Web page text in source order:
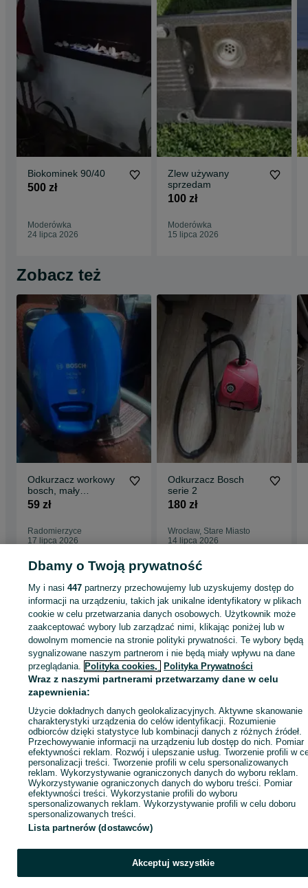
Biokominek 90/40
500 zł
Moderówka
24 lipca 2026
Zlew używany
sprzedam
100 zł
Moderówka
15 lipca 2026
Zobacz też
Odkurzacz workowy
bosch, mały
59 zł
Radomierzyce
17 lipca 2026
Odkurzacz Bosch
serie 2
180 zł
Wrocław, Stare Miasto
14 lipca 2026
Strona główna Elektronika Sprzęt AGD AGD drobne
Odkurzacze
Odkurzacze - Podkarpackie
Odkurzacze - Moderówka
KATEGORIA
ID:1030639111
Zaloguj się lub załóż konto na OLX, aby skontaktować się z
sprzedającym
Zaloguj się / Załóż konto
Dbamy o Twoją prywatność
My i nasi447 partnerzy przechowujemy lub uzyskujemy dostęp do
informacji na urządzeniu, takich jak unikalne identyfikatory w plikach
cookie w celu przetwarzania danych osobowych. Użytkownik może
zaakceptować wybory lub zarządzać nimi, klikając poniżej lub w
dowolnym momencie na stronie polityki prywatności. Te wybory będą
sygnalizowane naszym partnerom i nie będą miały wpływu na dane
przeglądania. Polityka cookies, Polityka Prywatności
Wraz z naszymi partnerami przetwarzamy dane w celu
zapewnienia:
Użycie dokładnych danych geolokalizacyjnych. Aktywne skanowanie
charakterystyki urządzenia do celów identyfikacji. Rozumienie
odbiorców dzięki statystyce lub kombinacji danych z różnych źródeł.
Przechowywanie informacji na urządzeniu lub dostęp do nich. Pomiar
efektywności reklam. Rozwój i ulepszanie usług. Tworzenie profili w
personalizacji treści. Tworzenie profili w celu spersonalizowanych
reklam. Wykorzystywanie ograniczonych danych do wyboru reklam.
Wykorzystywanie ograniczonych danych do wyboru treści. Pomiar
efektywności treści. Wykorzystanie profili do wyboru
spersonalizowanych reklam. Wykorzystywanie profili w celu doboru
spersonalizowanych treści.
Lista partnerów (dostawców)
Akceptuj wszystkie